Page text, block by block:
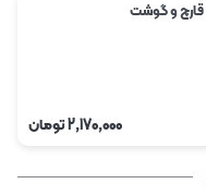
قارچ و گوشت
2,170,000تومان